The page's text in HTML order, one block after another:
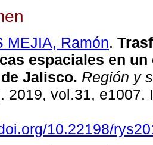
MEJIA, Ramón.
espaciales en un
Jalisco. Región y
2019, vol.31, e1007.
10.22198/